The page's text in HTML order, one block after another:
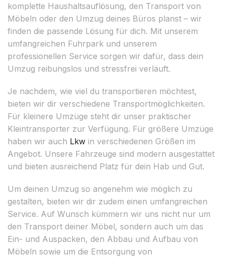
komplette Haushaltsauflösung, den Transport von
Möbeln oder den Umzug deines Büros planst – wir
finden die passende Lösung für dich. Mit unserem
umfangreichen Fuhrpark und unserem
professionellen Service sorgen wir dafür, dass dein
Umzug reibungslos und stressfrei verläuft.
Je nachdem, wie viel du transportieren möchtest,
bieten wir dir verschiedene Transportmöglichkeiten.
Für kleinere Umzüge steht dir unser praktischer
Kleintransporter zur Verfügung. Für größere Umzüge
haben wir auch Lkw in verschiedenen Größen im
Angebot. Unsere Fahrzeuge sind modern ausgestattet
und bieten ausreichend Platz für dein Hab und Gut.
Um deinen Umzug so angenehm wie möglich zu
gestalten, bieten wir dir zudem einen umfangreichen
Service. Auf Wunsch kümmern wir uns nicht nur um
den Transport deiner Möbel, sondern auch um das
Ein- und Auspacken, den Abbau und Aufbau von
Möbeln sowie um die Entsorgung von